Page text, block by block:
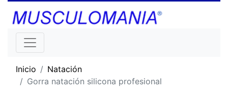
Inicio
Natación
Gorra natación silicona profesional